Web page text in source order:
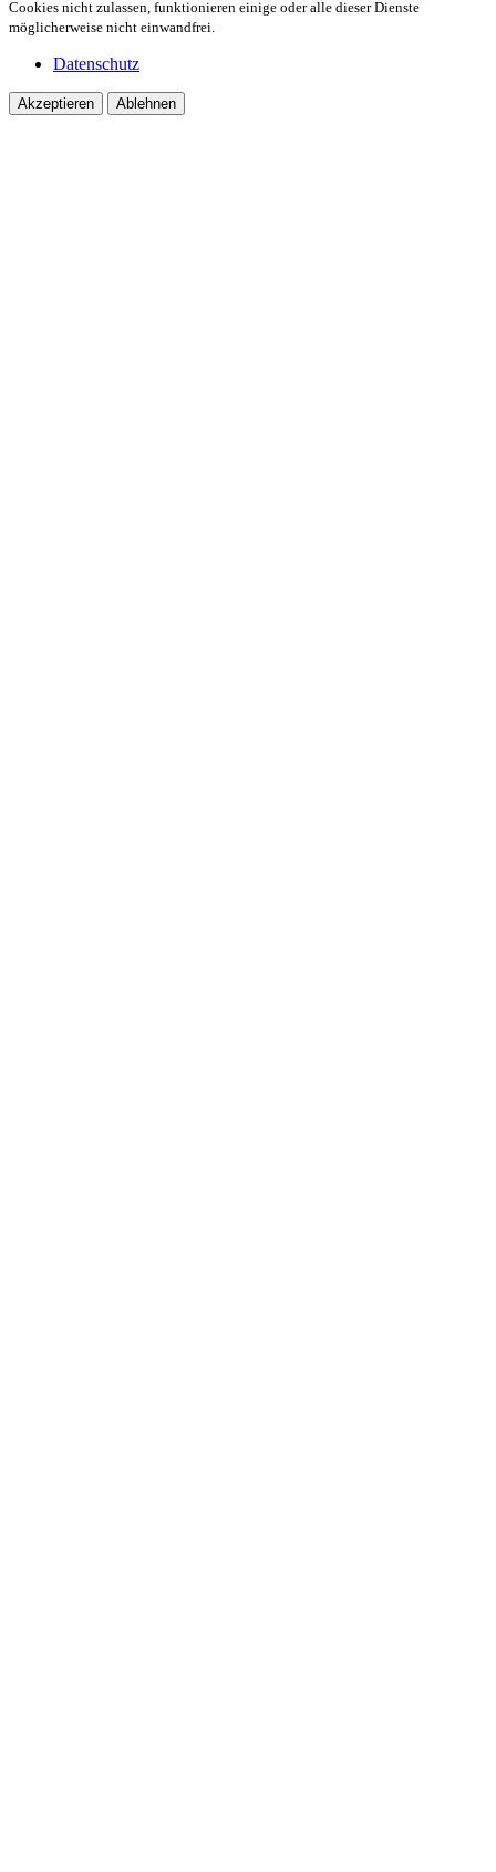
Cookies nicht zulassen, funktionieren einige oder alle dieser Dienste
möglicherweise nicht einwandfrei.
Datenschutz
Akzeptieren Ablehnen